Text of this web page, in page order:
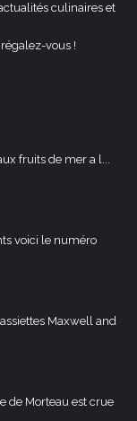
culinaires et
vous !
fruits de mer a l...
voici le numéro
Maxwell and
de Morteau est crue